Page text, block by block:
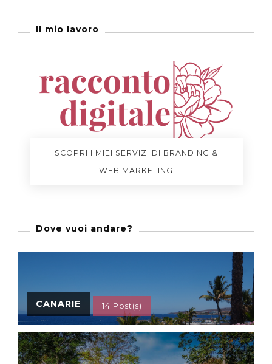
Il mio lavoro
SCOPRI I MIEI SERVIZI DI BRANDING &
WEB MARKETING
Dove vuoi andare?
CANARIE 14 Post(s)